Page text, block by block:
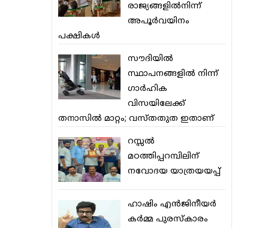
രാജ്യങ്ങളില്‍നിന്ന്
അപൂര്‍വയിനം
പക്ഷികള്‍
സൗദിയില്‍
സ്ഥാപനങ്ങളില്‍ നിന്ന്
ഗാര്‍ഹിക
വിസയിലേക്ക്
തനാസില്‍ മാറ്റം; വസ്തതുത ഇതാണ്
റസ്സല്‍
മഠത്തിപ്പറമ്പിലിന്
നവോദയ യാത്രയയപ്പ്
ഹാഷിം എന്‍ജിനീയര്‍
കര്‍മ്മ പുരസ്‌കാരം